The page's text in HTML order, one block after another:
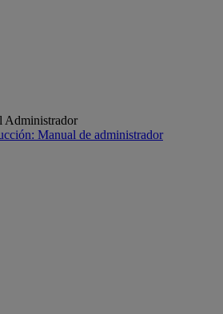
Administrador
Manual de administrador